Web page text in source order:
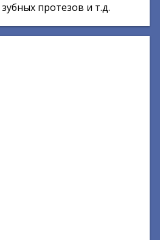
протезов и т.д.